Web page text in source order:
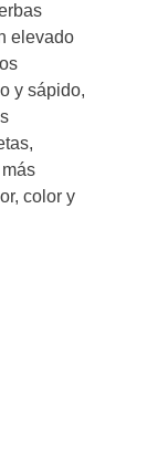
elevado
y sápido,
color y